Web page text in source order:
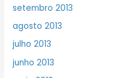
setembro 2013
agosto 2013
julho 2013
junho 2013